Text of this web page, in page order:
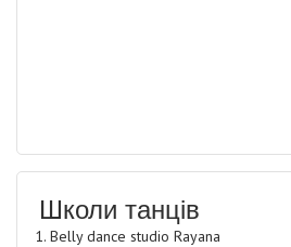
Школи танців
Belly dance studio Rayana